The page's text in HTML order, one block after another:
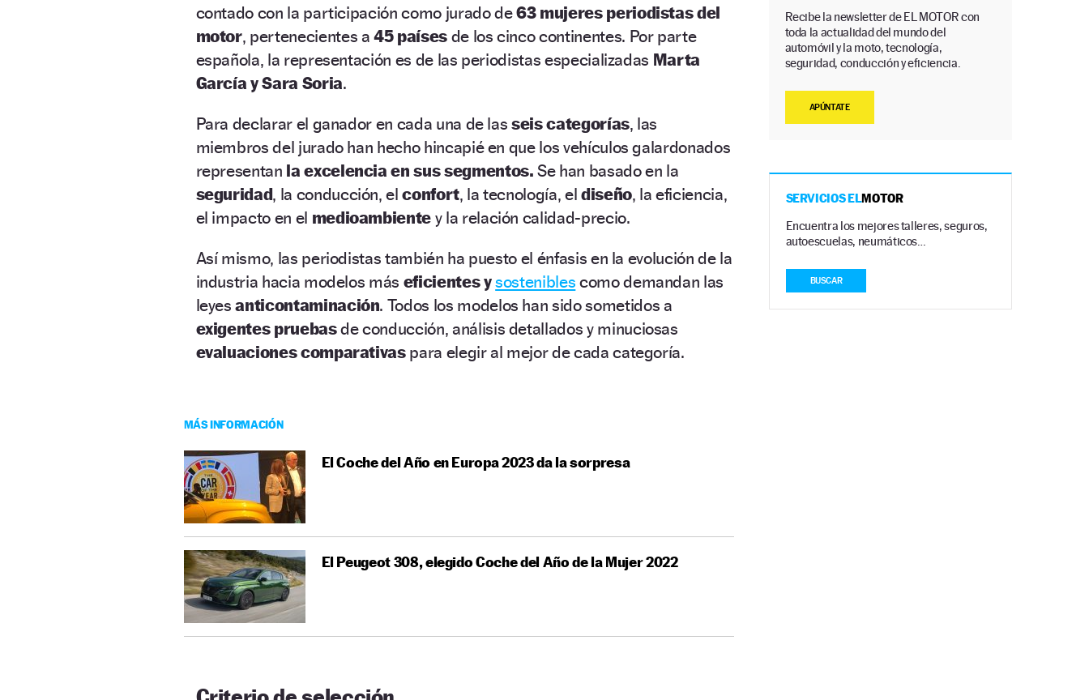
contado con la participación como jurado de63 mujeres periodistas del
motor, pertenecientes a45 paísesde los cinco continentes. Por parte
española, la representación es de las periodistas especializadas Marta
García y Sara Soria.
Para declarar el ganador en cada una de las seis categorías, las
miembros del jurado han hecho hincapié en que los vehículos galardonados
representan la excelencia en sus segmentos. Se han basado en la
seguridad, la conducción, elconfort, la tecnología, el diseño, la eficiencia,
el impacto en el medioambiente y la relación calidad-precio.
Así mismo, las periodistas también ha puesto el énfasis en la evolución de la
industria hacia modelos más eficientes ysostenibles como demandan las
leyesanticontaminación. Todos los modelos han sido sometidos a
exigentes pruebasde conducción, análisis detallados y minuciosas
evaluaciones comparativaspara elegir al mejor de cada categoría.
MÁS INFORMACIÓN
El Coche del Año en Europa 2023 da la sorpresa
El Peugeot 308, elegido Coche del Año de la Mujer 2022
Recibe la newsletter de EL MOTOR con
toda la actualidad del mundo del
automóvil y la moto, tecnología,
seguridad, conducción y eficiencia.
APÚNTATE
SERVICIOS ELMOTOR
Encuentra los mejores talleres, seguros,
autoescuelas, neumáticos…
BUSCAR